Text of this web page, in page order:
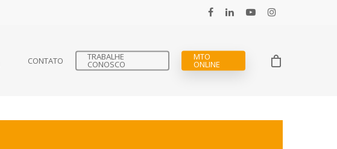
CONTATO TRABALHE
CONOSCO
MTO
ONLINE